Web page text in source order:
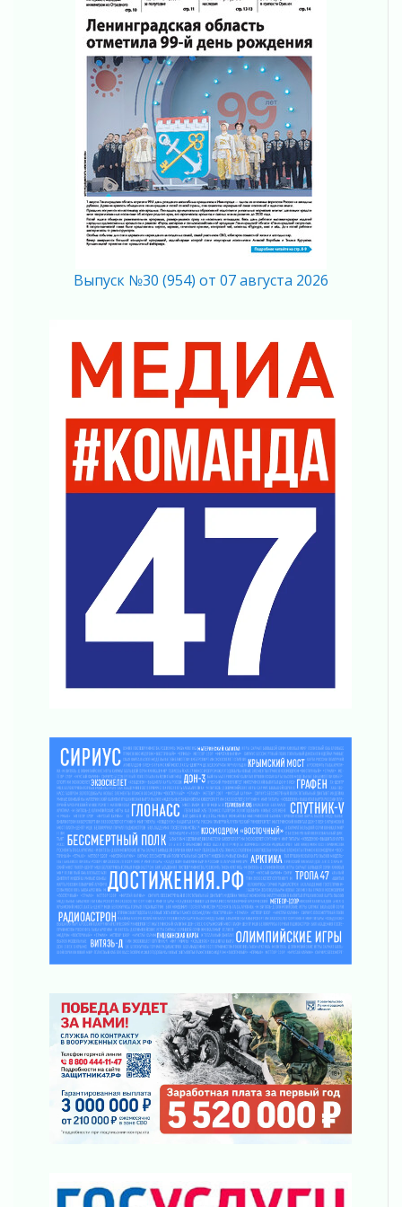
В Ленобласти растет потребление
мобильного трафика
04 августа 2026
Полумрак бьёт по карману
Вниманию автомобилистов!
04 августа 2026
Память, сталь и музыка
04 августа 2026
Регион готовится к выборам
04 августа 2026
Никакого принуждения, только письменное
согласие
04 августа 2026
Важная информация
04 августа 2026
Что делать со сбережениями
04 августа 2026
Награды нашли строителей
03 августа 2026
Ленобласть повышает производительность
Поддержка волонтерских объединений
03 августа 2026
Ладожский мост полностью закроют на два
Музеи Ленобласти обновляют пространства
Часть медиков в Ленобласти сможет
рассчитывать на доплату от региона
03 августа 2026
За сутки в Ленинградской области
ликвидировали 10 пожаров
03 августа 2026
Клюква наливается, но в корзинку пока не
просится
03 августа 2026
Строительные компании Ленобласти
подняли зарплаты почти на 40% за год
03 августа 2026
Ленинградской области
03 августа 2026
Уроки безопасности для детей и взрослых
03 августа 2026
Ленобласть отмечает День Воздушно-
десантных войск
02 августа 2026
Ленобласть отметила заслуги жителей перед
Выпуск №30 (954) от 07 августа 2026